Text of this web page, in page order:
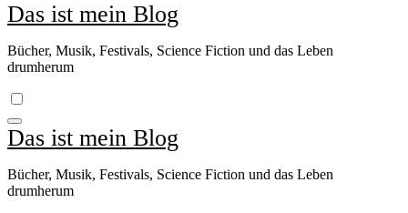
Das ist mein Blog
Bücher, Musik, Festivals, Science Fiction und das Leben
drumherum
Das ist mein Blog
Bücher, Musik, Festivals, Science Fiction und das Leben
drumherum